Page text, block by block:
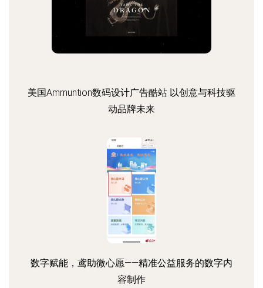
美国Ammuntion数码设计广告酷站 以创意与科技驱
动品牌未来
数字赋能，鸢助微心愿——精准公益服务的数字内
容制作